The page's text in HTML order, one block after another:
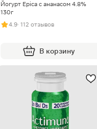
Йогурт Epica с ананасом 4.8%
130г
4.9· 112 отзывов
В корзину